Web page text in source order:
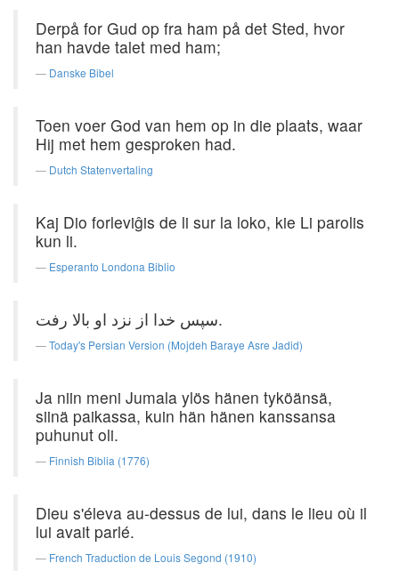
Derpå for Gud op fra ham på det Sted, hvor
han havde talet med ham;
Danske Bibel
Toen voer God van hem op in die plaats, waar
Hij met hem gesproken had.
Dutch Statenvertaling
Kaj Dio forleviĝis de li sur la loko, kie Li parolis
kun li.
Esperanto Londona Biblio
سپس ‌خدا از نزد او بالا رفت‌.
Today's Persian Version (Mojdeh Baraye Asre Jadid)
Ja niin meni Jumala ylös hänen tyköänsä,
siinä paikassa, kuin hän hänen kanssansa
puhunut oli.
Finnish Biblia (1776)
Dieu s'éleva au-dessus de lui, dans le lieu où il
lui avait parlé.
French Traduction de Louis Segond (1910)